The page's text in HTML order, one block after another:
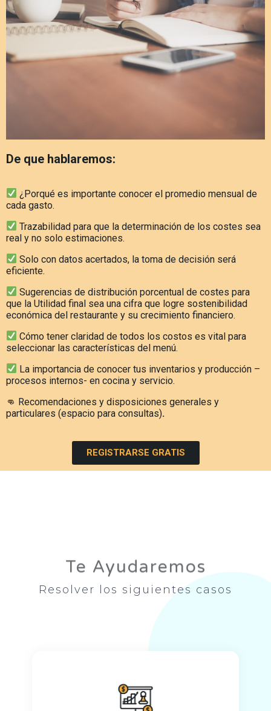
De que hablaremos:
¿Porqué es importante conocer el promedio mensual de
cada gasto.
Trazabilidad para que la determinación de los costes sea
real y no solo estimaciones.
Solo con datos acertados, la toma de decisión será
eficiente.
Sugerencias de distribución porcentual de costes para
que la Utilidad final sea una cifra que logre sostenibilidad
económica del restaurante y su crecimiento financiero.
Cómo tener claridad de todos los costos es vital para
seleccionar las características del menú.
La importancia de conocer tus inventarios y producción –
procesos internos- en cocina y servicio.
👊 Recomendaciones y disposiciones generales y
particulares (espacio para consultas).
REGISTRARSE GRATIS
Te Ayudaremos
Resolver los siguientes casos